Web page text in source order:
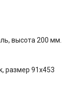
высота 200 мм.
размер 91x453